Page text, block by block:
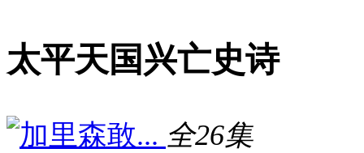
太平天国兴亡史诗
全26集